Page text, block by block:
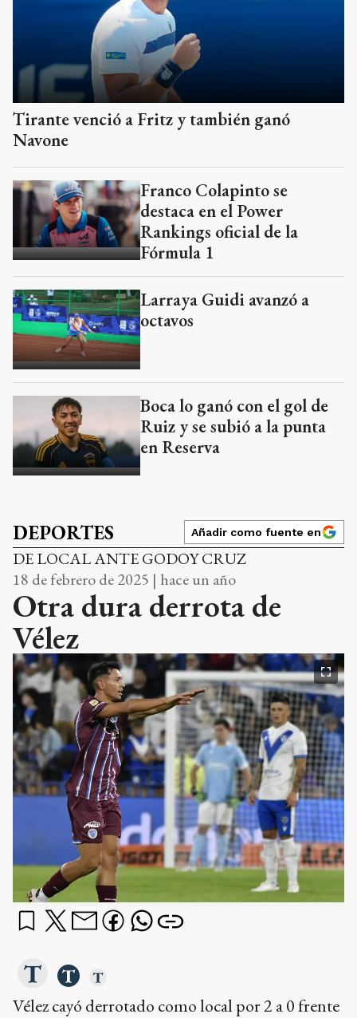
Tirante venció a Fritz y también ganó
Navone
Franco Colapinto se
destaca en el Power
Rankings oficial de la
Fórmula 1
Larraya Guidi avanzó a
octavos
Boca lo ganó con el gol de
Ruiz y se subió a la punta
en Reserva
DEPORTES Añadir como fuente en
DE LOCAL ANTE GODOY CRUZ
18 de febrero de 2025 | hace un año
Otra dura derrota de
Vélez
Vélez cayó derrotado como local por 2 a 0 frente